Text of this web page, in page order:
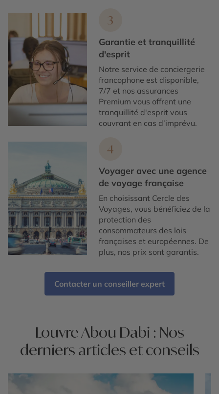
3
Garantie et tranquillité
d'esprit
Notre service de conciergerie
francophone est disponible,
7/7 et nos assurances
Premium vous offrent une
tranquillité d'esprit vous
couvrant en cas d’imprévu.
4
Voyager avec une agence
de voyage française
En choisissant Cercle des
Voyages, vous bénéficiez de la
protection des
consommateurs des lois
françaises et européennes. De
plus, nos prix sont garantis.
Contacter un conseiller expert
Louvre Abou Dabi : Nos
derniers articles et conseils